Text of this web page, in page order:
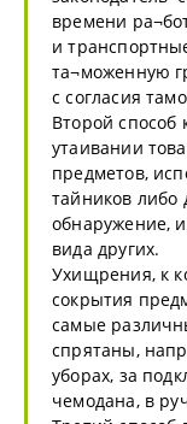
времени
и
та¬моженную
с согласия
Второй способ
утаивании
предметов,
тайников либо
обнаружение,
вида других.
Ухищрения, к
сокрытия
самые
спрятаны,
уборах, за
чемодана, в